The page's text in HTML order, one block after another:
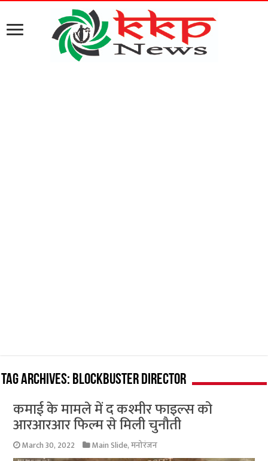
Tag Archives: blockbuster director
कमाई के मामले में द कश्मीर फाइल्स को
आरआरआर फिल्म से मिली चुनौती
March 30, 2022 Main Slide,मनोरंजन